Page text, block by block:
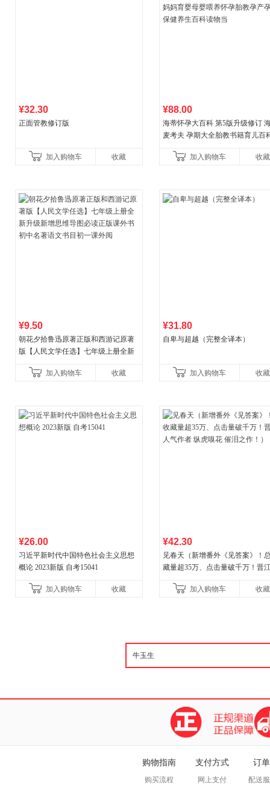
¥32.30
正面管教修订版
加入购物车 收藏
¥88.00
海蒂怀孕大百科 第5版升级修订
麦考夫 孕期大全胎教书籍育儿百
健养生百科读物当
加入购物车 收藏
¥9.50
朝花夕拾鲁迅原著正版和西游记原著
版【人民文学任选】七年级上册全新
中名著语文书目初一课外阅
加入购物车 收藏
¥31.80
自卑与超越（完整全译本）
加入购物车 收藏
¥26.00
习近平新时代中国特色社会主义思想
概论 2023新版 自考15041
加入购物车 收藏
¥42.30
见春天（新增番外《见答案》！
藏量超35万、点击量破千万！晋
加入购物车
收藏
购物指南
购买流程
支付方式
网上支付
订
配送